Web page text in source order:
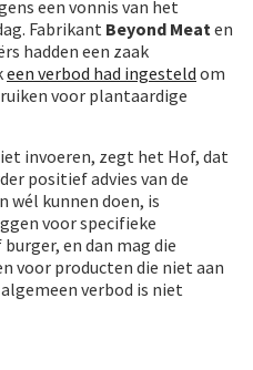
een vonnis van het
Fabrikant Beyond Meat en
hadden een zaak
een verbod had ingesteld om
voor plantaardige
invoeren, zegt het Hof, dat
positief advies van de
wél kunnen doen, is
voor specifieke
en dan mag die
voor producten die niet aan
verbod is niet